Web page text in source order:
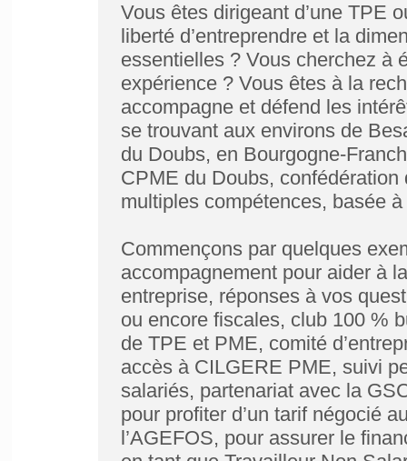
Vous êtes dirigeant d’une TPE
liberté d’entreprendre et la
essentielles ? Vous cherchez à
expérience ? Vous êtes à la
accompagne et défend les
se trouvant aux environs de
du Doubs, en Bourgogne-
CPME du Doubs,
multiples compétences, basée
Commençons par quelques
accompagnement pour aider à
entreprise, réponses à vos
ou encore fiscales, club 100 %
de TPE et PME, comité
accès à CILGERE PME, suivi
salariés, partenariat avec la
pour profiter d’un tarif négocié
l’AGEFOS, pour assurer le